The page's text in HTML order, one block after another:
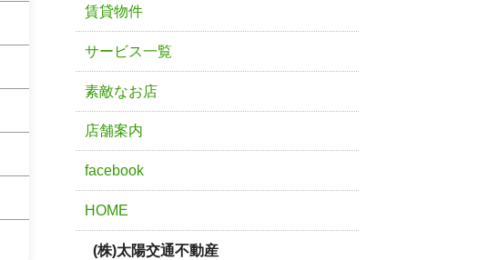
賃貸物件
サービス一覧
素敵なお店
店舗案内
facebook
HOME
(株)太陽交通不動産